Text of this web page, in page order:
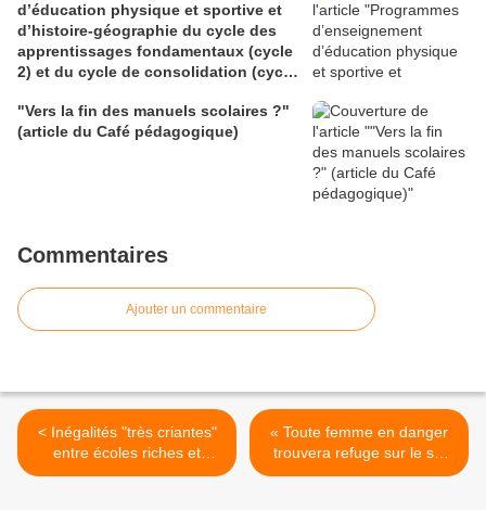
d’éducation physique et sportive et
d’histoire-géographie du cycle des
apprentissages fondamentaux (cycle
2) et du cycle de consolidation (cycle
"Vers la fin des manuels scolaires ?"
(article du Café pédagogique)
Commentaires
Ajouter un commentaire
< Inégalités "très criantes"
entre écoles riches et
écoles pauvres (enquête)
« Toute femme en danger
trouvera refuge sur le sol
français » disait-il....